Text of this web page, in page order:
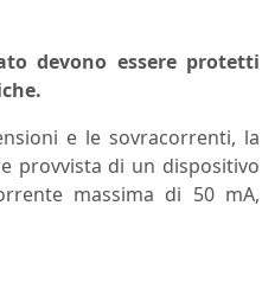
devono essere protetti
e le sovracorrenti, la
provvista di un dispositivo
massima di 50 mA,